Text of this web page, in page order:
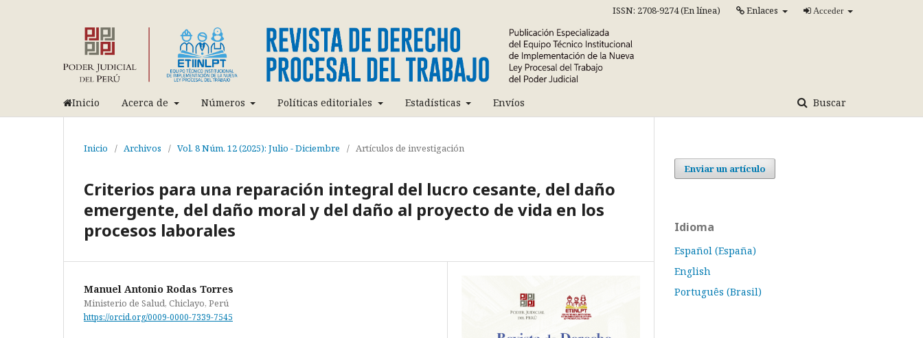
Inicio Acerca de Números Políticas editoriales Estadísticas Envíos Buscar
ISSN: 2708-9274 (En línea) Enlaces Acceder
Inicio / Archivos / Vol. 8 Núm. 12 (2025): Julio - Diciembre / Artículos de investigación
Criterios para una reparación integral del lucro cesante, del daño
emergente, del daño moral y del daño al proyecto de vida en los
procesos laborales
Manuel Antonio Rodas Torres
Ministerio de Salud, Chiclayo, Perú
https://orcid.org/0009-0000-7339-7545
Enviar un artículo
Idioma
Español (España)
English
Português (Brasil)